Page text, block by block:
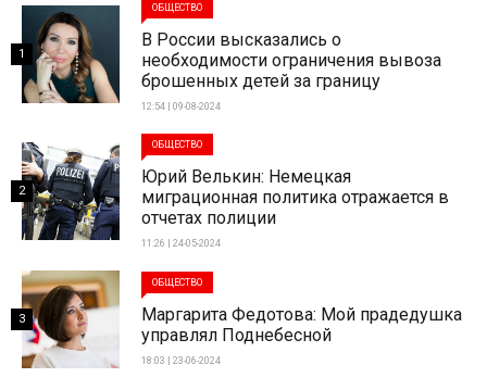
ОБЩЕСТВО
В России высказались о
необходимости ограничения вывоза
брошенных детей за границу
12:54 | 09-08-2024
1
ОБЩЕСТВО
Юрий Велькин: Немецкая
миграционная политика отражается в
отчетах полиции
11:26 | 24-05-2024
2
ОБЩЕСТВО
Маргарита Федотова: Мой прадедушка
управлял Поднебесной
18:03 | 23-06-2024
3